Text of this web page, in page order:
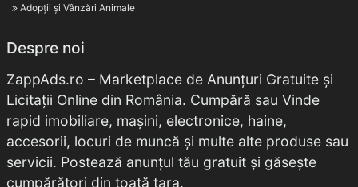
Adopții și Vânzări Animale
Despre noi
ZappAds.ro – Marketplace de Anunțuri Gratuite și
Licitații Online din România. Cumpără sau Vinde
rapid imobiliare, mașini, electronice, haine,
accesorii, locuri de muncă și multe alte produse sau
servicii. Postează anunțul tău gratuit și găsește
cumpărători din toată țara.